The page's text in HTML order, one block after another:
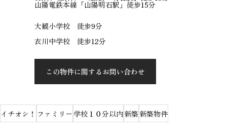
山陽電鉄本線「山陽明石駅」徒歩15分
大観小学校 徒歩9分
衣川中学校 徒歩12分
この物件に関するお問い合わせ
イチオシ！ ファミリー 学校１０分以内新築 新築物件